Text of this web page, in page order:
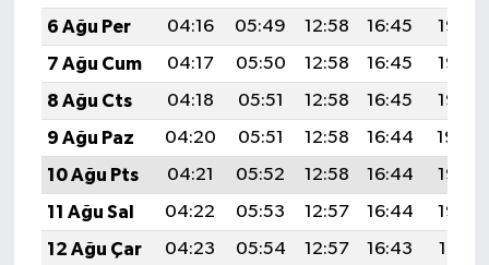
6 Ağu Per
04:16 05:49 12:58 16:45
19:57
7 Ağu Cum
04:17 05:50 12:58 16:45
19:56
8 Ağu Cts
04:18 05:51 12:58 16:45
19:55
9 Ağu Paz
04:20 05:51 12:58 16:44
19:54
10 Ağu Pts
04:21 05:52 12:58 16:44
19:53
11 Ağu Sal
04:22 05:53 12:57 16:44
19:52
12 Ağu Çar
04:23 05:54 12:57 16:43
19:51